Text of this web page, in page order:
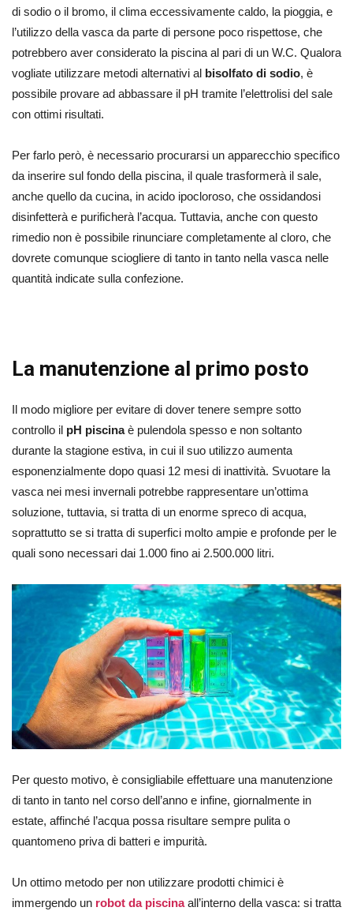
di sodio o il bromo, il clima eccessivamente caldo, la pioggia, e
l’utilizzo della vasca da parte di persone poco rispettose, che
potrebbero aver considerato la piscina al pari di un W.C. Qualora
vogliate utilizzare metodi alternativi al bisolfato di sodio, è
possibile provare ad abbassare il pH tramite l’elettrolisi del sale
con ottimi risultati.
Per farlo però, è necessario procurarsi un apparecchio specifico
da inserire sul fondo della piscina, il quale trasformerà il sale,
anche quello da cucina, in acido ipocloroso, che ossidandosi
disinfetterà e purificherà l’acqua. Tuttavia, anche con questo
rimedio non è possibile rinunciare completamente al cloro, che
dovrete comunque sciogliere di tanto in tanto nella vasca nelle
quantità indicate sulla confezione.
La manutenzione al primo posto
Il modo migliore per evitare di dover tenere sempre sotto
controllo il pH piscinaè pulendola spesso e non soltanto
durante la stagione estiva, in cui il suo utilizzo aumenta
esponenzialmente dopo quasi 12 mesi di inattività. Svuotare la
vasca nei mesi invernali potrebbe rappresentare un’ottima
soluzione, tuttavia, si tratta di un enorme spreco di acqua,
soprattutto se si tratta di superfici molto ampie e profonde per le
quali sono necessari dai 1.000 fino ai 2.500.000 litri.
Per questo motivo, è consigliabile effettuare una manutenzione
di tanto in tanto nel corso dell’anno e infine, giornalmente in
estate, affinché l’acqua possa risultare sempre pulita o
quantomeno priva di batteri e impurità.
Un ottimo metodo per non utilizzare prodotti chimici è
immergendo un robot da piscinaall’interno della vasca: si tratta